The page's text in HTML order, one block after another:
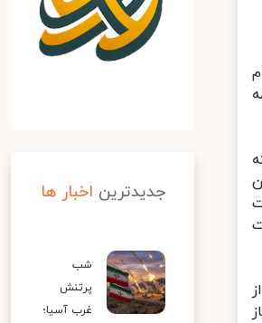
جدیدترین اخبار ها
شب
پرتنش
غرب آسیا؛